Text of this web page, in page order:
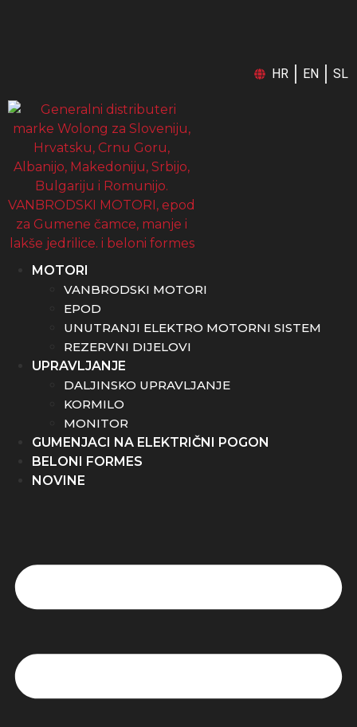
MOTORI
VANBRODSKI MOTORI
EPOD
UNUTRANJI ELEKTRO MOTORNI SISTEM
REZERVNI DIJELOVI
UPRAVLJANJE
DALJINSKO UPRAVLJANJE
KORMILO
MONITOR
GUMENJACI NA ELEKTRIČNI POGON
BELONI FORMES
NOVINE
HR EN SL